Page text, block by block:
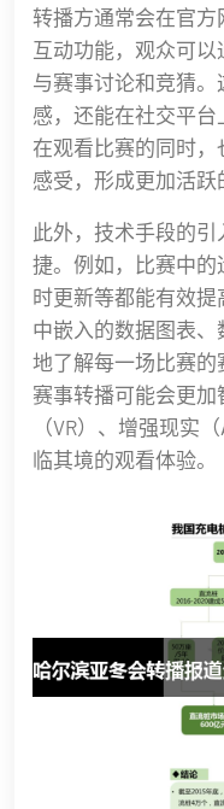
转播方通常会在官
互动功能，观众可
与赛事讨论和竞猜
感，还能在社交平
在观看比赛的同时
感受，形成更加活跃
此外，技术手段的
捷。例如，比赛中
时更新等都能有效
中嵌入的数据图表
地了解每一场比赛
赛事转播可能会更
（VR）、增强现实
临其境的观看体验。